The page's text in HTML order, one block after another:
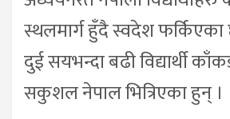
स्थलमार्ग हुँदै स्वदेश
दुई सयभन्दा बढी विद्यार्थी
सकुशल नेपाल भित्रिएका हुन् ।